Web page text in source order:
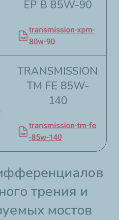
EP B 85W-90
transmission-xpm-
80w-90
TRANSMISSION
TM FE 85W-
140
transmission-tm-fe
-85w-140
трения и
мостов